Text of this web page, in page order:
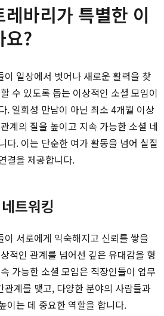
바리가 특별한 이
요?
일상에서 벗어나 새로운 활력을 찾
수 있도록 돕는 이상적인 소셜 모임이
. 일회성 만남이 아닌 최소 4개월 이상
계의 질을 높이고 지속 가능한 소셜 네
다. 이는 단순한 여가 활동을 넘어 실질
결을 제공합니다.
트워킹
서로에게 익숙해지고 신뢰를 쌓을
적인 관계를 넘어선 깊은 유대감을 형
가능한 소셜 모임은 직장인들이 업무
관계를 맺고, 다양한 분야의 사람들과
이는 데 중요한 역할을 합니다.